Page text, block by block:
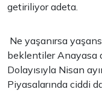
getiriliyor adeta.
Ne yaşanırsa
beklentiler Anayasa
Dolayısıyla Nisan
Piyasalarında ciddi